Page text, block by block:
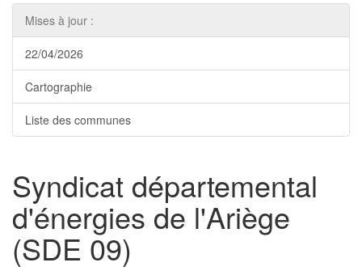
Mises à jour :
22/04/2026
Cartographie
Liste des communes
Syndicat départemental
d'énergies de l'Ariège
(SDE 09)